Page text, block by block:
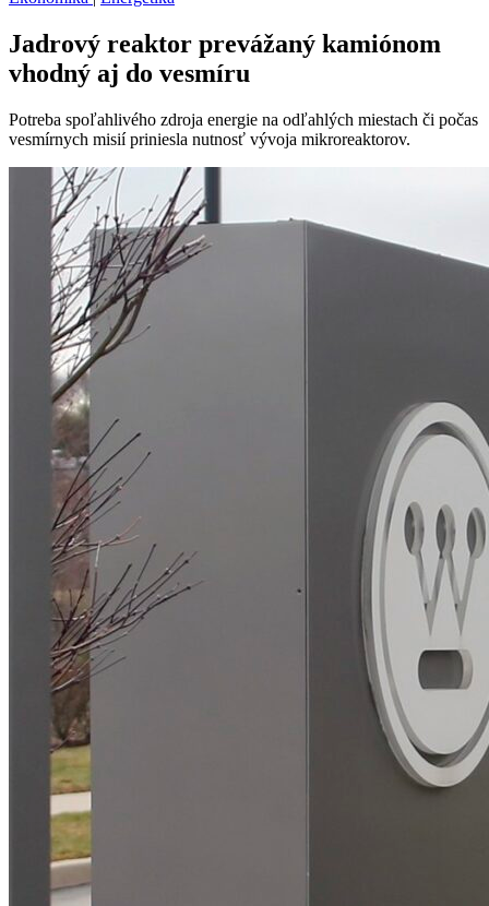
Jadrový reaktor prevážaný kamiónom
vhodný aj do vesmíru
Potreba spoľahlivého zdroja energie na odľahlých miestach či počas
vesmírnych misií priniesla nutnosť vývoja mikroreaktorov.